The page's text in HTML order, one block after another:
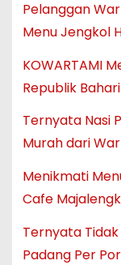
Pelanggan
Menu Jengkol
KOWARTAMI
Republik
Ternyata Nasi
Murah dari
Menikmati
Cafe
Ternyata
Padang Per